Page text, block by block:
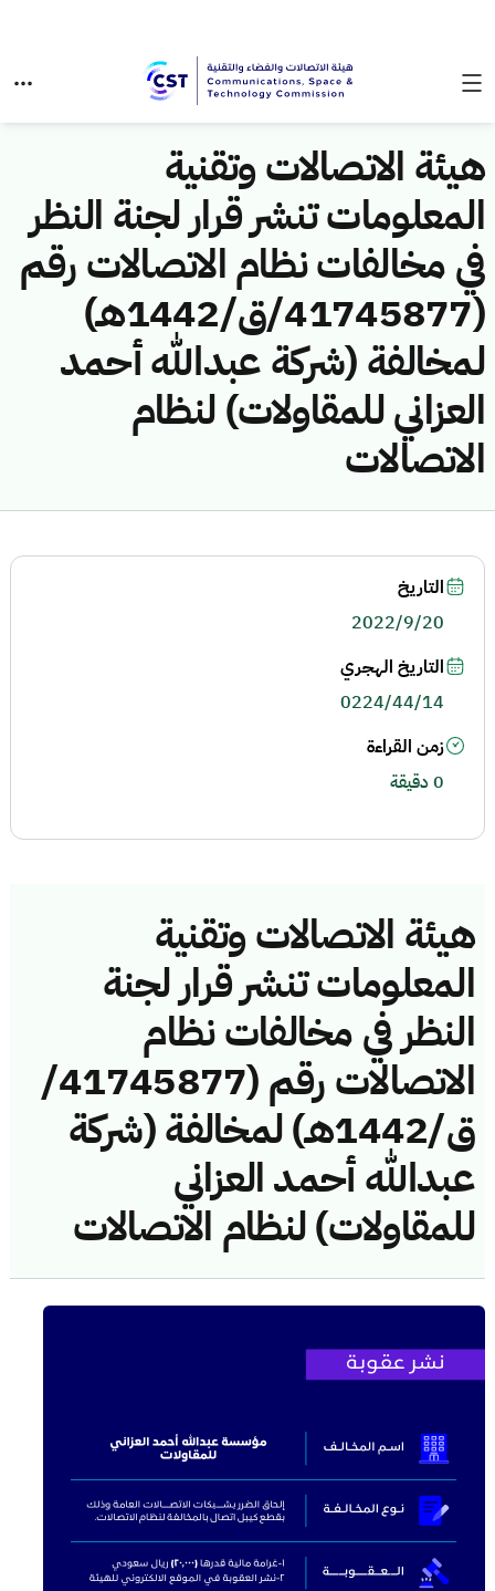
هيئة الاتصالات وتقنية
المعلومات تنشر قرار لجنة النظر
في مخالفات نظام الاتصالات رقم
(41745877/ق/1442هـ)
لمخالفة (شركة عبدالله أحمد
العزاني للمقاولات) لنظام
الاتصالات
هيئة الاتصالات وتقنية
المعلومات تنشر قرار لجنة
النظر في مخالفات نظام
الاتصالات رقم (41745877/
ق/1442هـ) لمخالفة (شركة
عبدالله أحمد العزاني
للمقاولات) لنظام الاتصالات
التاريخ
2022/9/20
التاريخ الهجري
0224/44/14
زمن القراءة
0 دقيقة